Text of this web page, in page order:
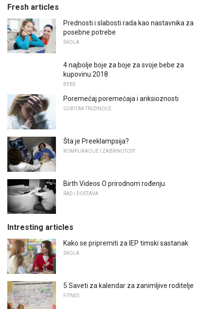
Fresh articles
Prednosti i slabosti rada kao nastavnika za
posebne potrebe
ŠKOLA
4 najbolje boje za boje za svoje bebe za
kupovinu 2018
BEBE
Poremećaj poremećaja i anksioznosti
GUBITAK TRUDNOĆE
Šta je Preeklampsija?
KOMPLIKACIJE I ZABRINUTOST
Birth Videos O prirodnom rođenju
RAD I DOSTAVA
Intresting articles
Kako se pripremiti za IEP timski sastanak
ŠKOLA
5 Saveti za kalendar za zanimljive roditelje
FITNES